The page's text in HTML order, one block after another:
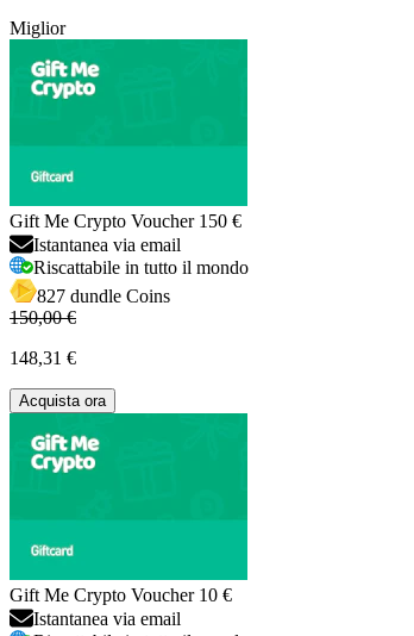
Miglior
Gift Me Crypto Voucher 150 €
Istantanea via email
Riscattabile in tutto il mondo
827 dundle Coins
150,00 €
148,31 €
Acquista ora
Gift Me Crypto Voucher 10 €
Istantanea via email